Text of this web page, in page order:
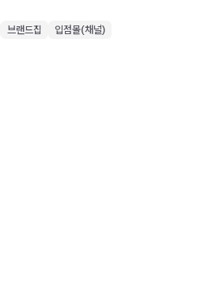
영 포인트를 확인해보세요.
브랜드집 입점몰(채널)